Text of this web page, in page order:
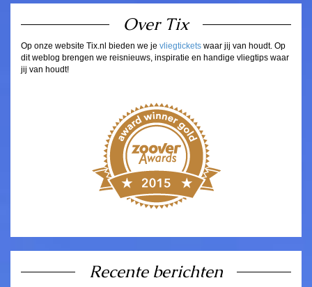
Over Tix
Op onze website Tix.nl bieden we je vliegtickets waar jij van houdt. Op
dit weblog brengen we reisnieuws, inspiratie en handige vliegtips waar
jij van houdt!
Recente berichten